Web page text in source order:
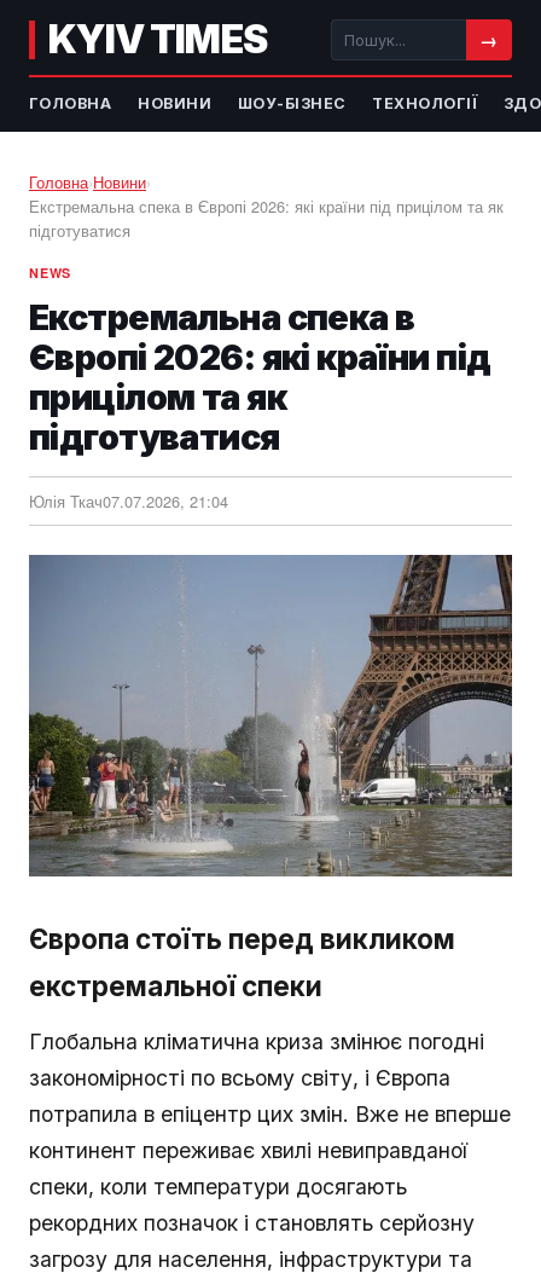
KYIV TIMES →
ГОЛОВНА НОВИНИ ШОУ-БІЗНЕС ТЕХНОЛОГІЇ
Головна›Новини›
Екстремальна спека в Європі 2026: які країни під прицілом та як
підготуватися
NEWS
Екстремальна спека в
Європі 2026: які країни під
прицілом та як
підготуватися
Юлія Ткач07.07.2026, 21:04
Європа стоїть перед викликом
екстремальної спеки
Глобальна кліматична криза змінює погодні
закономірності по всьому світу, і Європа
потрапила в епіцентр цих змін. Вже не вперше
континент переживає хвилі невиправданої
спеки, коли температури досягають
рекордних позначок і становлять серйозну
загрозу для населення, інфраструктури та